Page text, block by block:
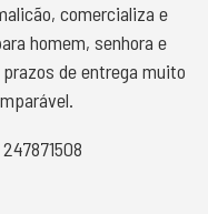
comercializa e
homem, senhora e
de entrega muito